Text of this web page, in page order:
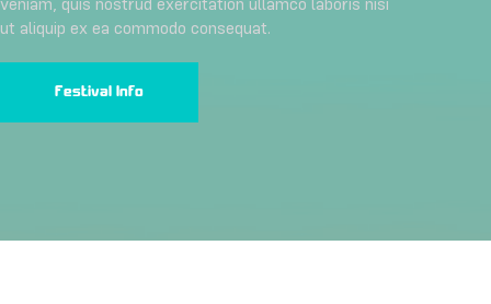
veniam, quis nostrud exercitation ullamco laboris nisi
ut aliquip ex ea commodo consequat.
Festival Info